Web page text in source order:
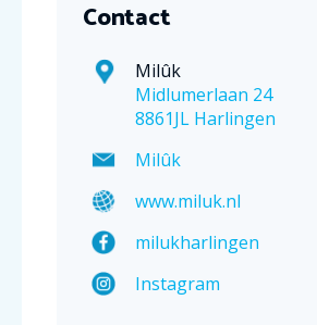
Contact
Milûk
Midlumerlaan 24
8861JL Harlingen
Milûk
www.miluk.nl
milukharlingen
Instagram